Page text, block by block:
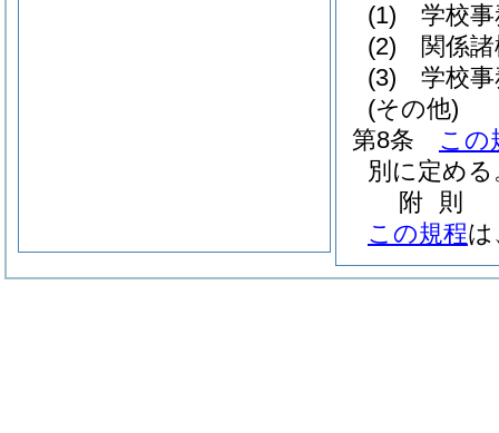
(1)
学校
(2)
関係
(3)
学校
(その他)
第8条
この
別に定める
附 則
この規程は